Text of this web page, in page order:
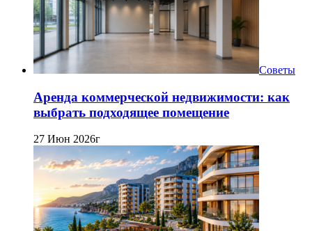
Советы
Аренда коммерческой недвижимости: как
выбрать подходящее помещение
27 Июн 2026г